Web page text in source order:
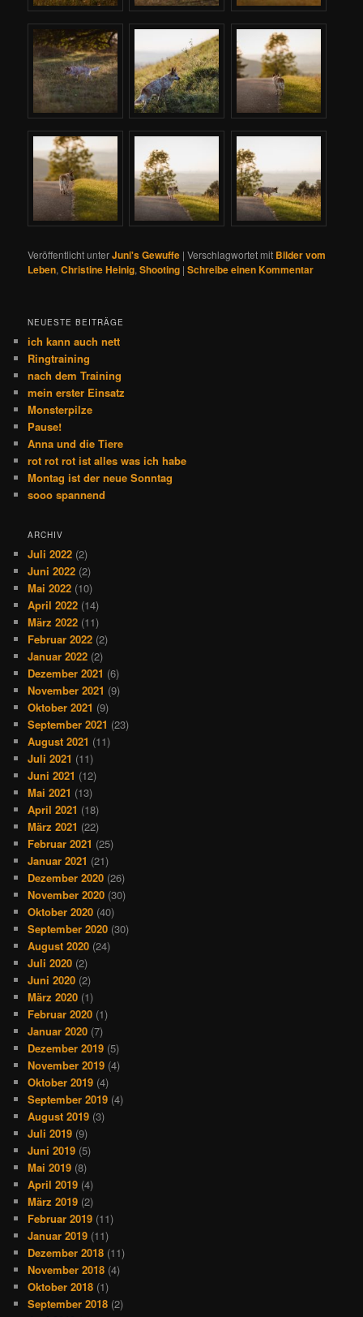
Veröffentlicht unterJuni's Gewuffe |Verschlagwortet mit Bilder vom
Leben,Christine Heinig,Shooting |Schreibe einen Kommentar
NEUESTE BEITRÄGE
ich kann auch nett
Ringtraining
nach dem Training
mein erster Einsatz
Monsterpilze
Pause!
Anna und die Tiere
rot rot rot ist alles was ich habe
Montag ist der neue Sonntag
sooo spannend
ARCHIV
Juli 2022 (2)
Juni 2022 (2)
Mai 2022 (10)
April 2022 (14)
März 2022 (11)
Februar 2022 (2)
Januar 2022 (2)
Dezember 2021 (6)
November 2021 (9)
Oktober 2021 (9)
September 2021 (23)
August 2021 (11)
Juli 2021 (11)
Juni 2021 (12)
Mai 2021 (13)
April 2021 (18)
März 2021 (22)
Februar 2021 (25)
Januar 2021 (21)
Dezember 2020 (26)
November 2020 (30)
Oktober 2020 (40)
September 2020 (30)
August 2020 (24)
Juli 2020 (2)
Juni 2020 (2)
März 2020 (1)
Februar 2020 (1)
Januar 2020 (7)
Dezember 2019 (5)
November 2019 (4)
Oktober 2019 (4)
September 2019 (4)
August 2019 (3)
Juli 2019 (9)
Juni 2019 (5)
Mai 2019 (8)
April 2019 (4)
März 2019 (2)
Februar 2019 (11)
Januar 2019 (11)
Dezember 2018 (11)
November 2018 (4)
Oktober 2018 (1)
September 2018 (2)